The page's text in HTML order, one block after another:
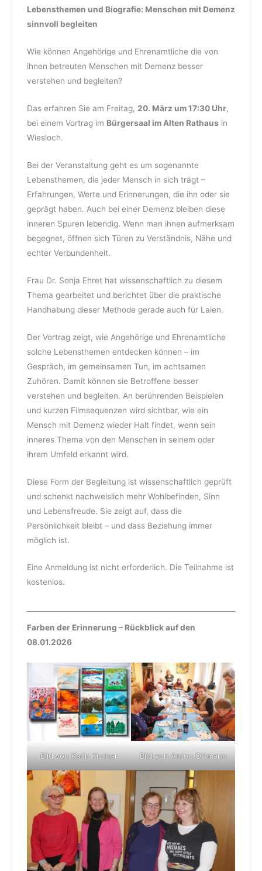
Lebensthemen und Biografie: Menschen mit Demenz
sinnvoll begleiten
Wie können Angehörige und Ehrenamtliche die von
ihnen betreuten Menschen mit Demenz besser
verstehen und begleiten?
Das erfahren Sie am Freitag, 20. März um 17:30 Uhr,
bei einem Vortrag im Bürgersaal im Alten Rathaus in
Wiesloch.
Bei der Veranstaltung geht es um sogenannte
Lebensthemen, die jeder Mensch in sich trägt –
Erfahrungen, Werte und Erinnerungen, die ihn oder sie
geprägt haben. Auch bei einer Demenz bleiben diese
inneren Spuren lebendig. Wenn man ihnen aufmerksam
begegnet, öffnen sich Türen zu Verständnis, Nähe und
echter Verbundenheit.
Frau Dr. Sonja Ehret hat wissenschaftlich zu diesem
Thema gearbeitet und berichtet über die praktische
Handhabung dieser Methode gerade auch für Laien.
Der Vortrag zeigt, wie Angehörige und Ehrenamtliche
solche Lebensthemen entdecken können – im
Gespräch, im gemeinsamen Tun, im achtsamen
Zuhören. Damit können sie Betroffene besser
verstehen und begleiten. An berührenden Beispielen
und kurzen Filmsequenzen wird sichtbar, wie ein
Mensch mit Demenz wieder Halt findet, wenn sein
inneres Thema von den Menschen in seinem oder
ihrem Umfeld erkannt wird.
Diese Form der Begleitung ist wissenschaftlich geprüft
und schenkt nachweislich mehr Wohlbefinden, Sinn
und Lebensfreude. Sie zeigt auf, dass die
Persönlichkeit bleibt – und dass Beziehung immer
möglich ist.
Eine Anmeldung ist nicht erforderlich. Die Teilnahme ist
kostenlos.
Farben der Erinnerung – Rückblick auf den
08.01.2026
Bild von Karin Kircher Bild von Anton Ottmann